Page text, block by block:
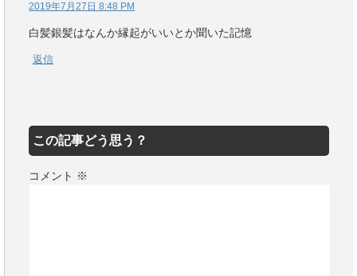
2019年7月27日 8:48 PM
白髪銀髪はなんか縁起がいいとか聞いた記憶
返信
この記事どう思う？
コメント ※